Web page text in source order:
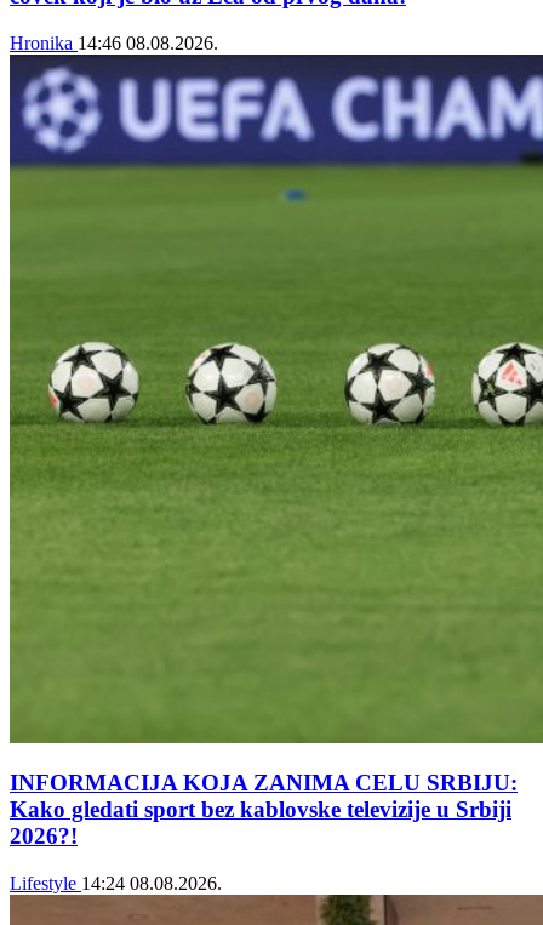
Hronika 14:46 08.08.2026.
INFORMACIJA KOJA ZANIMA CELU SRBIJU:
Kako gledati sport bez kablovske televizije u Srbiji
2026?!
Lifestyle 14:24 08.08.2026.